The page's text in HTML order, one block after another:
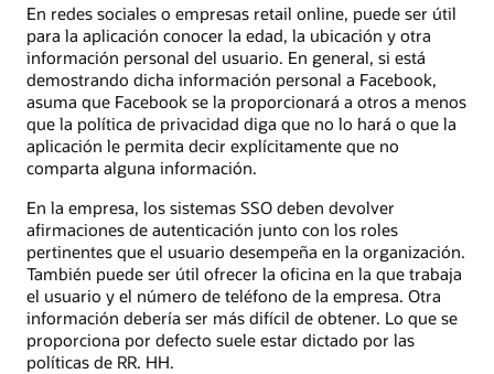
En redes sociales o empresas retail online, puede ser útil
para la aplicación conocer la edad, la ubicación y otra
información personal del usuario. En general, si está
demostrando dicha información personal a Facebook,
asuma que Facebook se la proporcionará a otros a menos
que la política de privacidad diga que no lo hará o que la
aplicación le permita decir explícitamente que no
comparta alguna información.
En la empresa, los sistemas SSO deben devolver
afirmaciones de autenticación junto con los roles
pertinentes que el usuario desempeña en la organización.
También puede ser útil ofrecer la oficina en la que trabaja
el usuario y el número de teléfono de la empresa. Otra
información debería ser más difícil de obtener. Lo que se
proporciona por defecto suele estar dictado por las
políticas de RR. HH.